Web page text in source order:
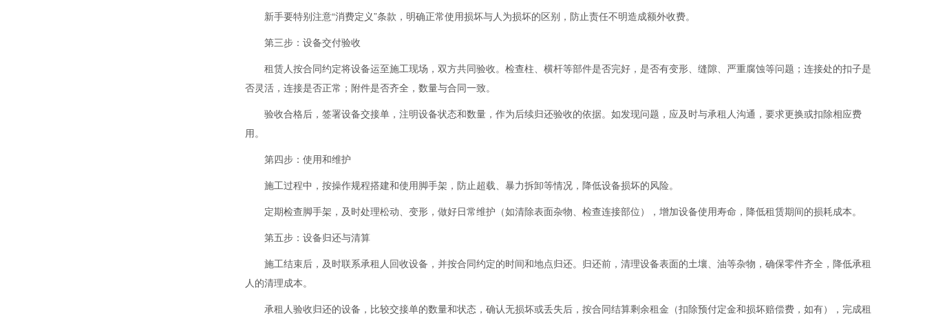
新手要特别注意“消费定义”条款，明确正常使用损坏与人为损坏的区别，防止责任不明造成额外收费。
第三步：设备交付验收
租赁人按合同约定将设备运至施工现场，双方共同验收。检查柱、横杆等部件是否完好，是否有变形、缝隙、严重腐蚀等问题；连接处的扣子是
否灵活，连接是否正常；附件是否齐全，数量与合同一致。
验收合格后，签署设备交接单，注明设备状态和数量，作为后续归还验收的依据。如发现问题，应及时与承租人沟通，要求更换或扣除相应费
用。
第四步：使用和维护
施工过程中，按操作规程搭建和使用脚手架，防止超载、暴力拆卸等情况，降低设备损坏的风险。
定期检查脚手架，及时处理松动、变形，做好日常维护（如清除表面杂物、检查连接部位），增加设备使用寿命，降低租赁期间的损耗成本。
第五步：设备归还与清算
施工结束后，及时联系承租人回收设备，并按合同约定的时间和地点归还。归还前，清理设备表面的土壤、油等杂物，确保零件齐全，降低承租
人的清理成本。
承租人验收归还的设备，比较交接单的数量和状态，确认无损坏或丢失后，按合同结算剩余租金（扣除预付定金和损坏赔偿费，如有），完成租